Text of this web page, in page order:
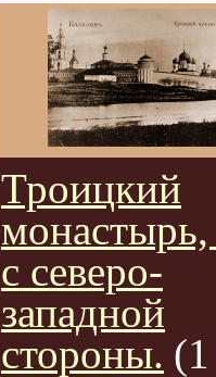
Троицкий
с северо-
западной
стороны. (1